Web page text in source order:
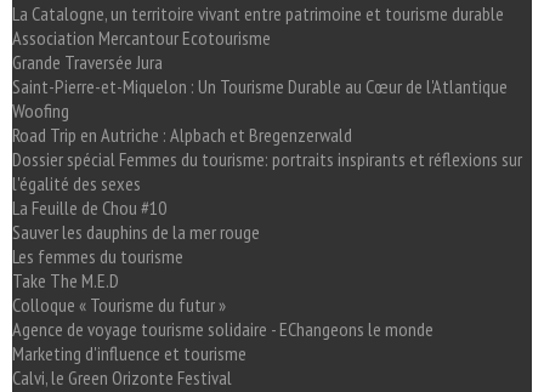
La Catalogne, un territoire vivant entre patrimoine et tourisme durable
Association Mercantour Ecotourisme
Grande Traversée Jura
Saint-Pierre-et-Miquelon : Un Tourisme Durable au Cœur de l'Atlantique
Woofing
Road Trip en Autriche : Alpbach et Bregenzerwald
Dossier spécial Femmes du tourisme: portraits inspirants et réflexions sur
l'égalité des sexes
La Feuille de Chou #10
Sauver les dauphins de la mer rouge
Les femmes du tourisme
Take The M.E.D
Colloque « Tourisme du futur »
Agence de voyage tourisme solidaire - EChangeons le monde
Marketing d'influence et tourisme
Calvi, le Green Orizonte Festival